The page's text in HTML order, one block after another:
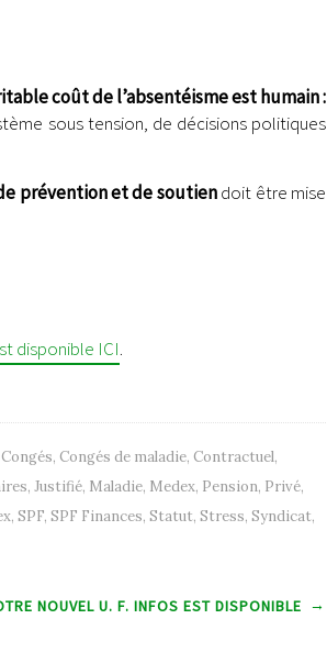
coût de l’absentéisme est humain :
sous tension, de décisions politiques
prévention et de soutiendoit être mise
disponible ICI.
Congés, Congés de maladie, Contractuel,
, Justifié, Maladie, Medex, Pension, Privé,
, SPF, SPF Finances, Statut, Stress, Syndicat,
NOUVEL U. F. INFOS EST DISPONIBLE →